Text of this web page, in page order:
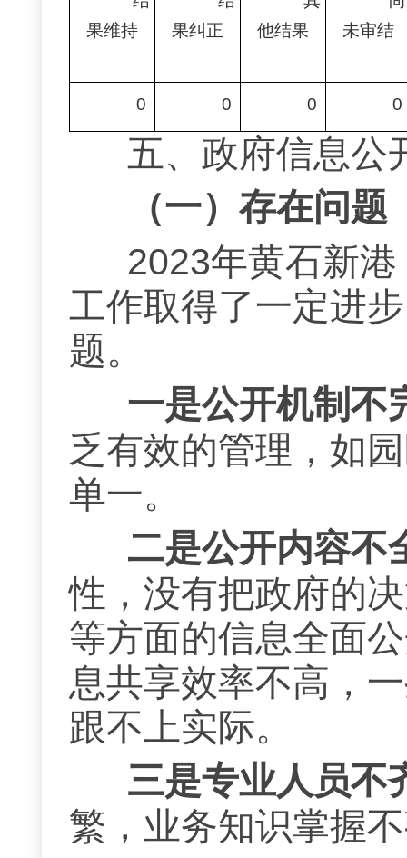
果维持
果纠正
他结果
未审结
0 0 0 0
五、政府信息公
（一）存在问题
2023年黄石新
工作取得了一定进
题。
一是公开机制不
乏有效的管理，如
单一。
二是公开内容不
性，没有把政府的
等方面的信息全面
息共享效率不高，
跟不上实际。
三是专业人员不
繁，业务知识掌握